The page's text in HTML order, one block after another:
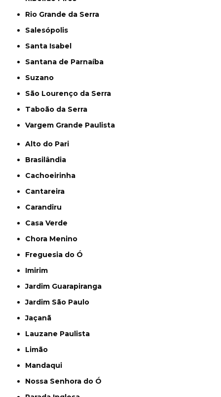
Rio Grande da Serra
Salesópolis
Santa Isabel
Santana de Parnaíba
Suzano
São Lourenço da Serra
Taboão da Serra
Vargem Grande Paulista
Alto do Pari
Brasilândia
Cachoeirinha
Cantareira
Carandiru
Casa Verde
Chora Menino
Freguesia do Ó
Imirim
Jardim Guarapiranga
Jardim São Paulo
Jaçanã
Lauzane Paulista
Limão
Mandaqui
Nossa Senhora do Ó